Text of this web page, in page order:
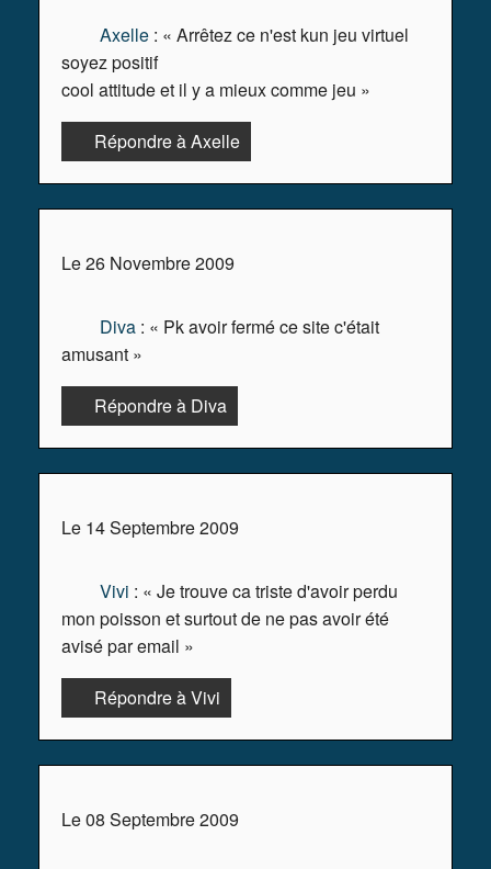
Axelle : « Arrêtez ce n'est kun jeu virtuel
soyez positif
cool attitude et il y a mieux comme jeu »
Répondre à Axelle
Le 26 Novembre 2009
Diva : « Pk avoir fermé ce site c'était
amusant »
Répondre à Diva
Le 14 Septembre 2009
Vivi : « Je trouve ca triste d'avoir perdu
mon poisson et surtout de ne pas avoir été
avisé par email »
Répondre à Vivi
Le 08 Septembre 2009